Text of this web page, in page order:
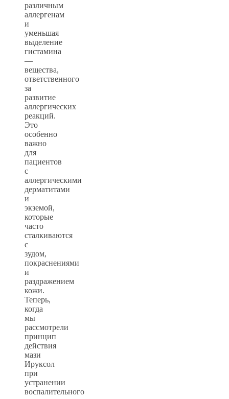
различным
аллергенам
и
уменьшая
выделение
гистамина
—
вещества,
ответственного
за
развитие
аллергических
реакций.
Это
особенно
важно
для
пациентов
с
аллергическими
дерматитами
и
экземой,
которые
часто
сталкиваются
с
зудом,
покраснениями
и
раздражением
кожи.
Теперь,
когда
мы
рассмотрели
принцип
действия
мази
Ируксол
при
устранении
воспалительного